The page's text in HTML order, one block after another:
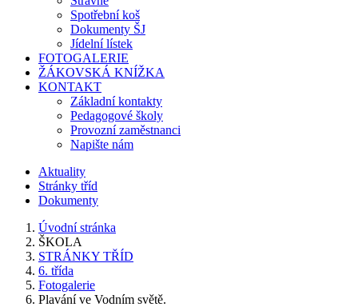
Spotřební koš
Dokumenty ŠJ
Jídelní lístek
FOTOGALERIE
ŽÁKOVSKÁ KNÍŽKA
KONTAKT
Základní kontakty
Pedagogové školy
Provozní zaměstnanci
Napište nám
Aktuality
Stránky tříd
Dokumenty
Úvodní stránka
ŠKOLA
STRÁNKY TŘÍD
6. třída
Fotogalerie
Plavání ve Vodním světě.